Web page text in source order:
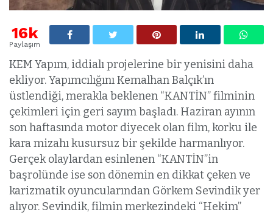
16k
Paylaşım
KEM Yapım, iddialı projelerine bir yenisini daha
ekliyor. Yapımcılığını Kemalhan Balçık’ın
üstlendiği, merakla beklenen “KANTİN” filminin
çekimleri için geri sayım başladı. Haziran ayının
son haftasında motor diyecek olan film, korku ile
kara mizahı kusursuz bir şekilde harmanlıyor.
Gerçek olaylardan esinlenen “KANTİN”in
başrolünde ise son dönemin en dikkat çeken ve
karizmatik oyuncularından Görkem Sevindik yer
alıyor. Sevindik, filmin merkezindeki “Hekim”